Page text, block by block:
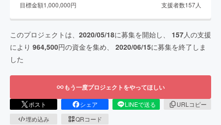
目標金額1,000,000円 支援者数157人
このプロジェクトは、 2020/05/18に募集を開始し、 157人の支援
により 964,500円の資金を集め、 2020/06/15に募集を終了しま
した
もう一度プロジェクトをやってほしい
ポスト シェア LINEで送る
URLコピー
埋め込み
QRコード